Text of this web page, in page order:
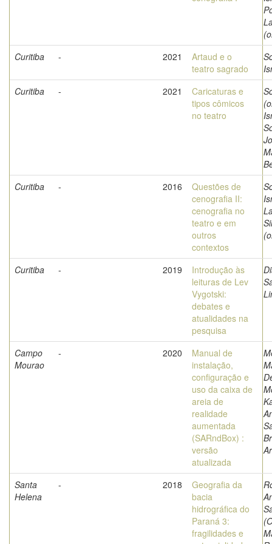
Curitiba
- 2021
Artaud e o
teatro sagrado
Curitiba
- 2021
Caricaturas e
tipos cômicos
no teatro
Curitiba
- 2016
Questões de
cenografia II:
cenografia no
teatro e em
outros
contextos
Curitiba - 2019
Introdução às
leituras de Lev
Vygotski:
debates e
atualidades na
pesquisa
Campo
Mourao
- 2020
Manual de
instalação,
configuração e
uso da caixa de
areia de
realidade
aumentada
(SARndBox) :
versão
atualizada
Santa
Helena
- 2018
Geografia da
bacia
hidrográfica do
Paraná 3:
fragilidades e